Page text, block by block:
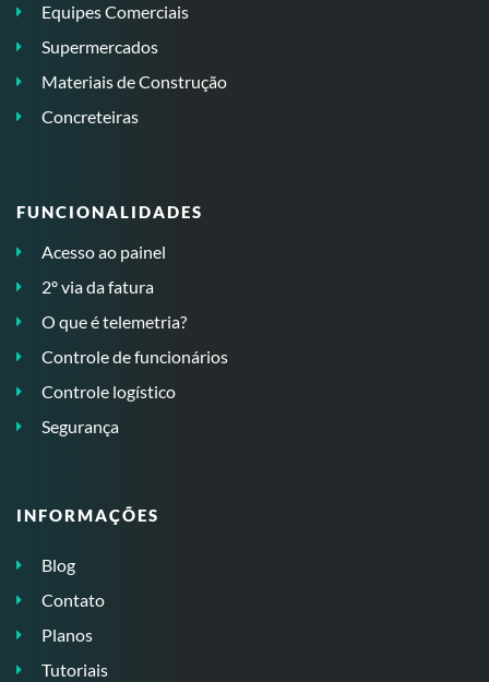
Equipes Comerciais
Supermercados
Materiais de Construção
Concreteiras
FUNCIONALIDADES
Acesso ao painel
2º via da fatura
O que é telemetria?
Controle de funcionários
Controle logístico
Segurança
INFORMAÇÕES
Blog
Contato
Planos
Tutoriais